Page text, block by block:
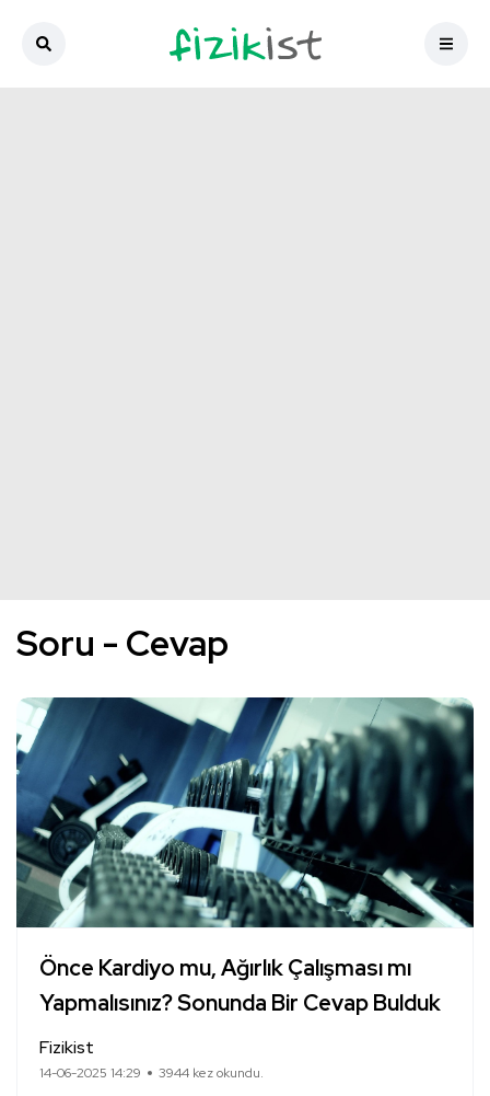
Soru - Cevap
Önce Kardiyo mu, Ağırlık Çalışması mı
Yapmalısınız? Sonunda Bir Cevap Bulduk
Fizikist
14-06-2025 14:29 3944 kez okundu.